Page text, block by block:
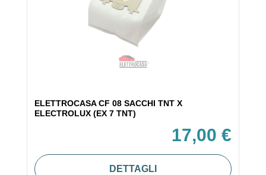
ELETTROCASA CF 08 SACCHI TNT X
ELECTROLUX (EX 7 TNT)
17,00 €
DETTAGLI